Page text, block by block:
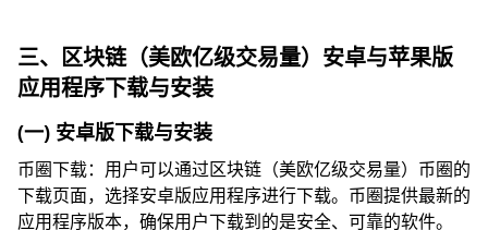
三、区块链（美欧亿级交易量）安卓与苹果版
应用程序下载与安装
(一) 安卓版下载与安装
币圈下载：用户可以通过区块链（美欧亿级交易量）币圈的
下载页面，选择安卓版应用程序进行下载。币圈提供最新的
应用程序版本，确保用户下载到的是安全、可靠的软件。